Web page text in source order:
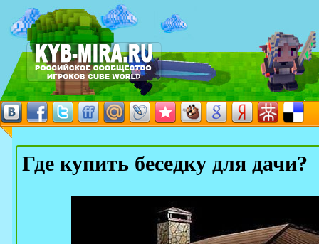
Где купить беседку для дачи?